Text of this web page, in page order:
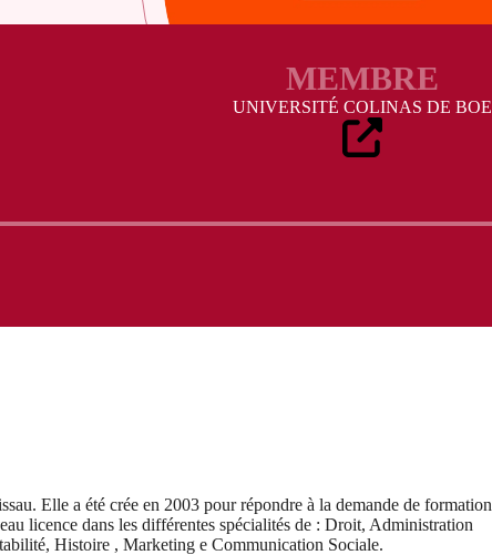
MEMBRE
UNIVERSITÉ COLINAS DE BOE
Elle a été crée en 2003 pour répondre à la demande de formation
licence dans les différentes spécialités de : Droit, Administration
Histoire , Marketing e Communication Sociale.